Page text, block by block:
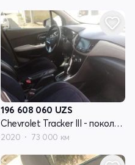
196 608 060 UZS
Chevrolet Tracker III - поколение рестайлинг
2020 73 000 км